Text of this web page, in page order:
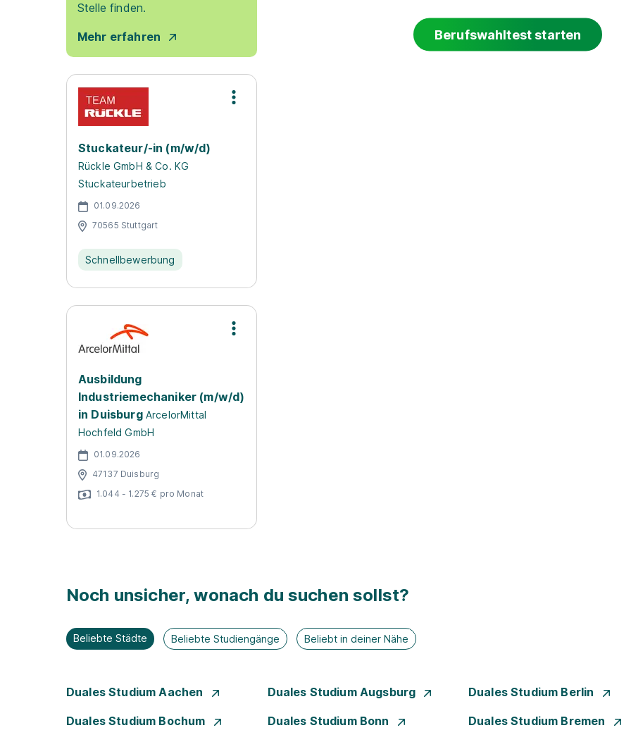
Stelle finden.
Mehr erfahren
Stuckateur/-in (m/w/d)
Rückle GmbH & Co. KG
Stuckateurbetrieb
01.09.2026
70565 Stuttgart
Schnellbewerbung
Ausbildung
Industriemechaniker (m/w/d)
in Duisburg ArcelorMittal
Hochfeld GmbH
01.09.2026
47137 Duisburg
1.044 - 1.275 € pro Monat
Berufswahltest starten
Noch unsicher, wonach du suchen sollst?
Beliebte Städte Beliebte Studiengänge Beliebt in deiner Nähe
Duales Studium Aachen Duales Studium Augsburg Duales Studium Berlin
Duales Studium Bochum Duales Studium Bonn Duales Studium Bremen